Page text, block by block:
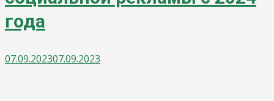
года
07.09.202307.09.2023